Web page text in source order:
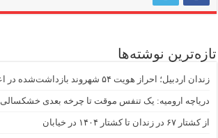
تازه‌ترین نوشته‌ها
زندان اردبیل؛ احراز هویت ۵۴ شهروند بازداشت‌شده در اعتراضات دی‌ماه ۱۴۰۴
دریاچه ارومیه: یک تنفس موقت تا چرخه بعدی خشکسالی
از کشتار ۶۷ در زندان تا کشتار ۱۴۰۴ در خیابان